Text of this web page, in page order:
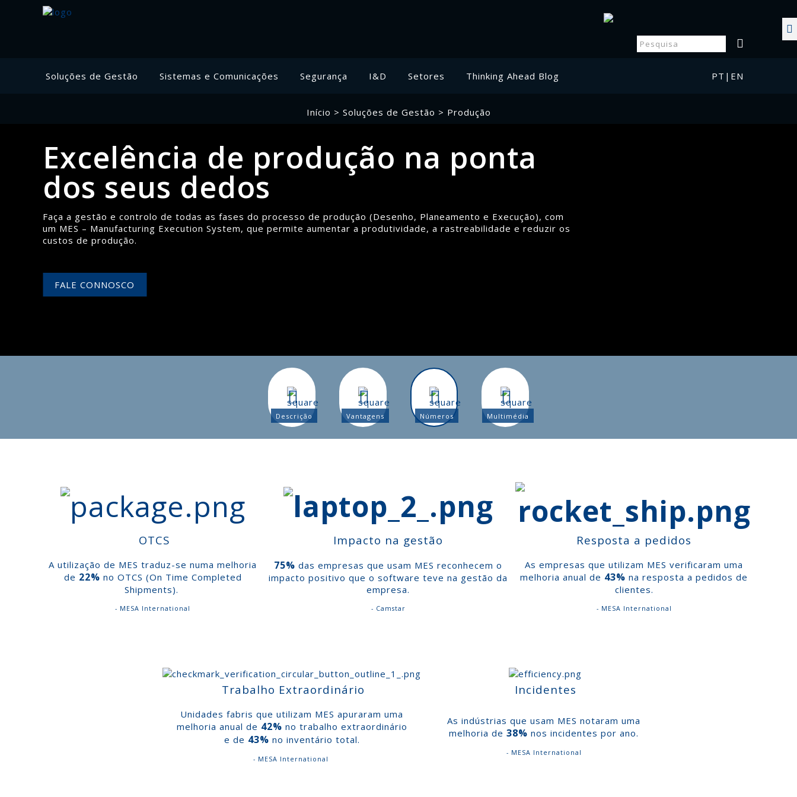
Soluções de Gestão Sistemas e Comunicações Segurança I&D Setores Thinking Ahead Blog PT | EN
Início > Soluções de Gestão > Produção
Excelência de produção na ponta
dos seus dedos
Faça a gestão e controlo de todas as fases do processo de produção (Desenho, Planeamento e Execução), com
um MES – Manufacturing Execution System, que permite aumentar a produtividade, a rastreabilidade e reduzir os
custos de produção.
FALE CONNOSCO
OTCS Impacto na gestão Resposta a pedidos
A utilização de MES traduz-se numa melhoria
de 22% no OTCS (On Time Completed
Shipments).
- MESA International
75% das empresas que usam MES reconhecem o
impacto positivo que o software teve na gestão da
empresa.
- Camstar
As empresas que utilizam MES verificaram uma
melhoria anual de 43% na resposta a pedidos de
clientes.
- MESA International
Trabalho Extraordinário Incidentes
Unidades fabris que utilizam MES apuraram uma
melhoria anual de 42% no trabalho extraordinário
e de 43% no inventário total.
- MESA International
As indústrias que usam MES notaram uma
melhoria de 38% nos incidentes por ano.
- MESA International
Descrição Vantagens Números Multimédia